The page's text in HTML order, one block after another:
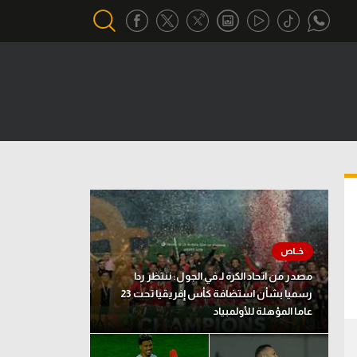
تحقيق في الجول
تقرير في الجول
تحليل في الجول
حكايات في الجول
كويز في الجول
فيديو في الجول
مصدر من اتحاد الكرة لـ في الجول: ننتظر ردا
رسميا بشأن استضافة كأس إفريقيا تحت 23
عاما المؤهلة للأولمبياد